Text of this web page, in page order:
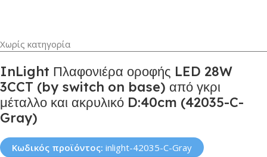
Χωρίς κατηγορία
InLight Πλαφονιέρα οροφής LED 28W
3CCT (by switch on base) από γκρι
μέταλλο και ακρυλικό D:40cm (42035-C-
Gray)
Κωδικός προϊόντος: inlight-42035-C-Gray